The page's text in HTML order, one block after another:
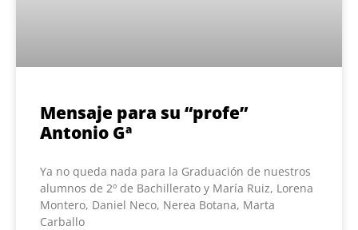
Mensaje para su “profe”
Antonio Gª
Ya no queda nada para la Graduación de nuestros
alumnos de 2º de Bachillerato y María Ruiz, Lorena
Montero, Daniel Neco, Nerea Botana, Marta
Carballo